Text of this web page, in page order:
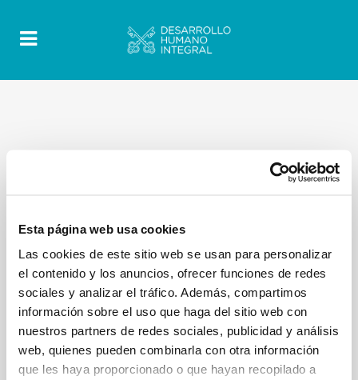
Esta página web usa cookies
Las cookies de este sitio web se usan para personalizar
el contenido y los anuncios, ofrecer funciones de redes
sociales y analizar el tráfico. Además, compartimos
información sobre el uso que haga del sitio web con
nuestros partners de redes sociales, publicidad y análisis
web, quienes pueden combinarla con otra información
que les haya proporcionado o que hayan recopilado a